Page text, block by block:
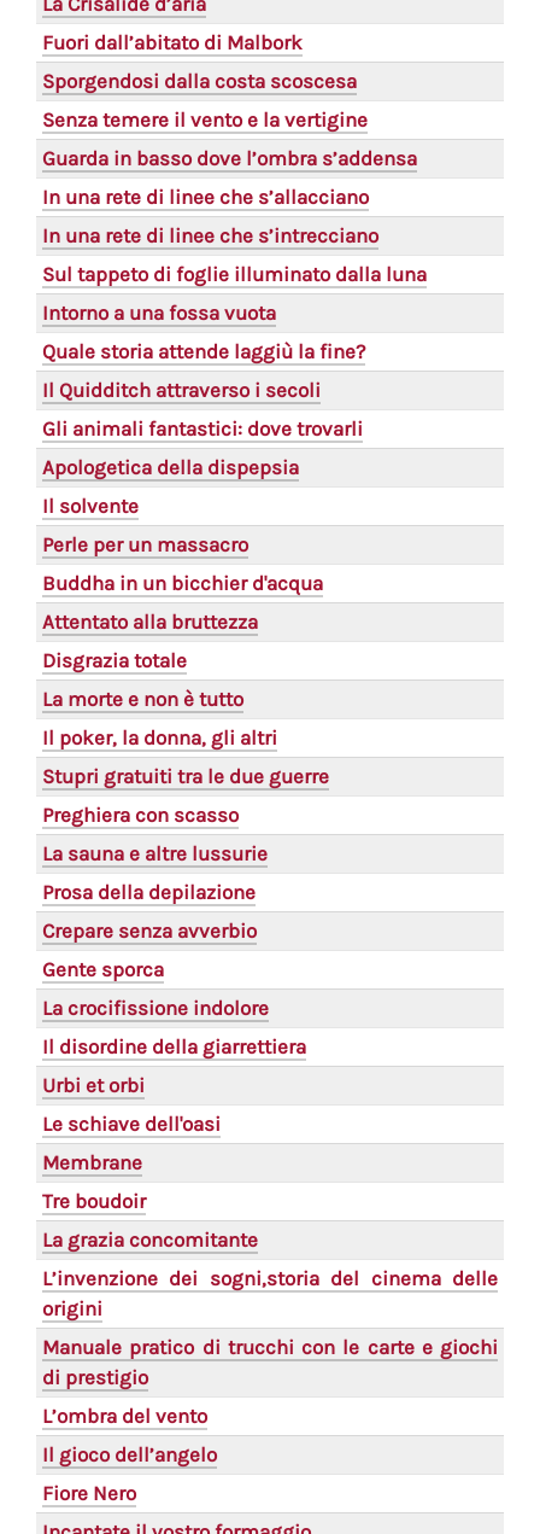
Fuori dall’abitato di Malbork
Sporgendosi dalla costa scoscesa
Senza temere il vento e la vertigine
Guarda in basso dove l’ombra s’addensa
In una rete di linee che s’allacciano
In una rete di linee che s’intrecciano
Sul tappeto di foglie illuminato dalla luna
Intorno a una fossa vuota
Quale storia attende laggiù la fine?
Il Quidditch attraverso i secoli
Gli animali fantastici: dove trovarli
Apologetica della dispepsia
Il solvente
Perle per un massacro
Buddha in un bicchier d'acqua
Attentato alla bruttezza
Disgrazia totale
La morte e non è tutto
Il poker, la donna, gli altri
Stupri gratuiti tra le due guerre
Preghiera con scasso
La sauna e altre lussurie
Prosa della depilazione
Crepare senza avverbio
Gente sporca
La crocifissione indolore
Il disordine della giarrettiera
Urbi et orbi
Le schiave dell'oasi
Membrane
Tre boudoir
La grazia concomitante
L’invenzione dei sogni,storia del cinema delle
origini
Manuale pratico di trucchi con le carte e giochi
di prestigio
L’ombra del vento
Il gioco dell’angelo
Fiore Nero